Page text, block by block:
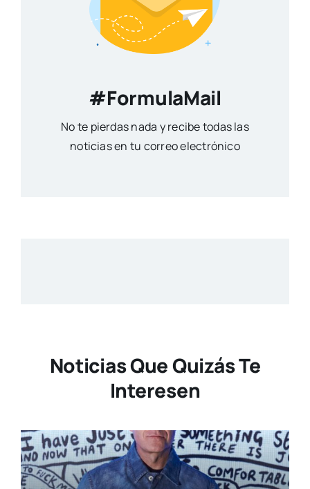
#FormulaMail
No te pierdas nada y recibe todas las
noticias en tu correo electrónico
Noticias Que Quizás Te
Interesen